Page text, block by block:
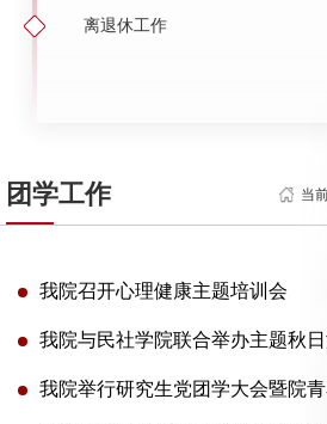
离退休工作
团学工作 当
我院召开心理健康主题培训会
我院与民社学院联合举办主题秋
我院举行研究生党团学大会暨院